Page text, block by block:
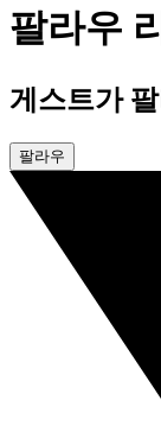
팔라우
게스트가
팔라우